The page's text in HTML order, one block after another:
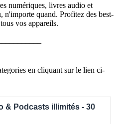
numériques, livres audio et
n'importe quand. Profitez des best-
vos appareils.
en cliquant sur le lien ci-
& Podcasts illimités - 30